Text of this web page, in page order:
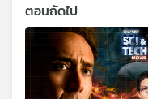
ตอนถัดไป